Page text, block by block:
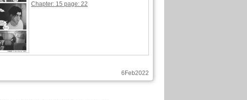
Chapter: 15 page: 22
6Feb2022